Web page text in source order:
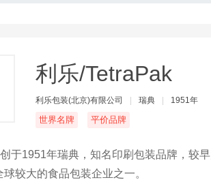
利乐/TetraPak
利乐包装(北京)有限公司 瑞典 1951年
世界名牌 平价品牌
于1951年瑞典，知名印刷包装品牌，较
较大的食品包装企业之一。